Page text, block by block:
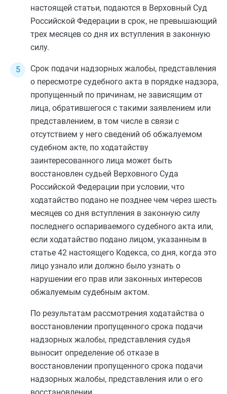
настоящей статьи, подаются в Верховный Суд
Российской Федерации в срок, не превышающий
трех месяцев со дня их вступления в законную
силу.
Срок подачи надзорных жалобы, представления
о пересмотре судебного акта в порядке надзора,
пропущенный по причинам, не зависящим от
лица, обратившегося с такими заявлением или
представлением, в том числе в связи с
отсутствием у него сведений об обжалуемом
судебном акте, по ходатайству
заинтересованного лица может быть
восстановлен судьей Верховного Суда
Российской Федерации при условии, что
ходатайство подано не позднее чем через шесть
месяцев со дня вступления в законную силу
последнего оспариваемого судебного акта или,
если ходатайство подано лицом, указанным в
статье 42 настоящего Кодекса, со дня, когда это
лицо узнало или должно было узнать о
нарушении его прав или законных интересов
обжалуемым судебным актом.
По результатам рассмотрения ходатайства о
восстановлении пропущенного срока подачи
надзорных жалобы, представления судья
выносит определение об отказе в
восстановлении пропущенного срока подачи
надзорных жалобы, представления или о его